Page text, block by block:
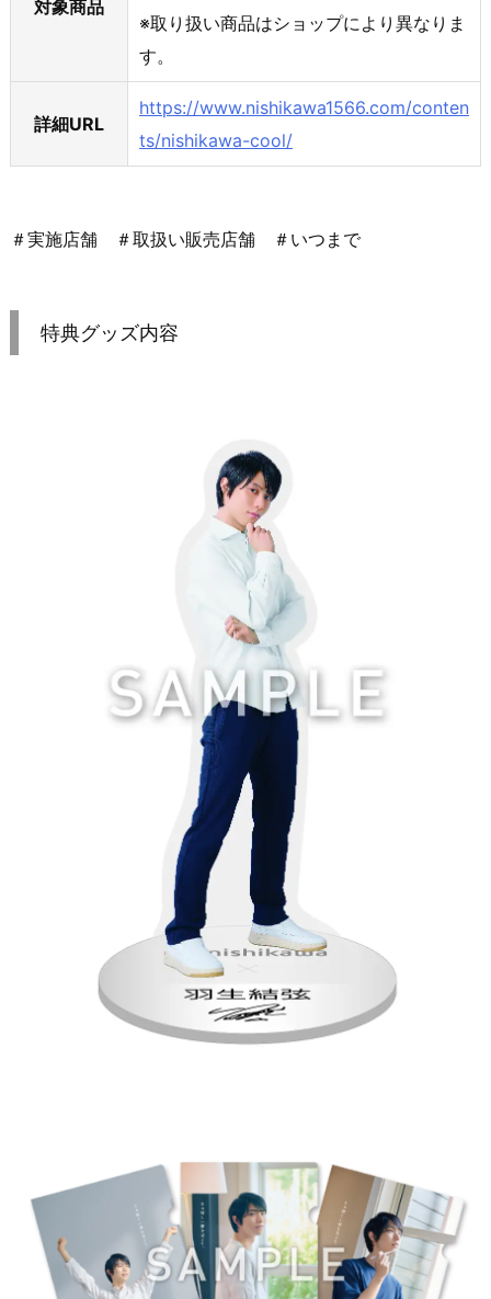
対象商品
※取り扱い商品はショップにより異なりま
す。
詳細URL
https://www.nishikawa1566.com/conten
ts/nishikawa-cool/
＃実施店舗 ＃取扱い販売店舗 ＃いつまで
特典グッズ内容